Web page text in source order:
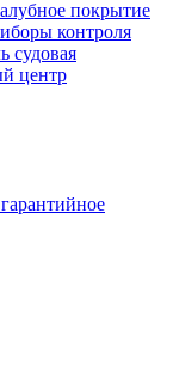
покрытие
контроля
судовая
центр